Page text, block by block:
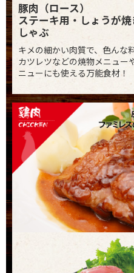
豚肉（ロース）
ステーキ用・しょうが
しゃぶ
キメの細かい肉質で、色んな
カツレツなどの焼物メニュー
ニューにも使える万能食材！